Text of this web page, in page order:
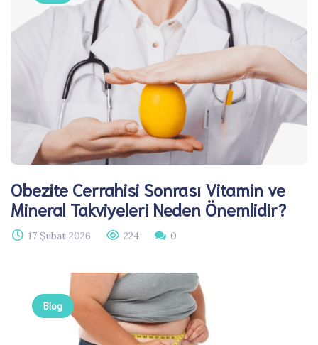
Obezite Cerrahisi Sonrası Vitamin ve
Mineral Takviyeleri Neden Önemlidir?
17 Şubat 2026 224 0
Blog